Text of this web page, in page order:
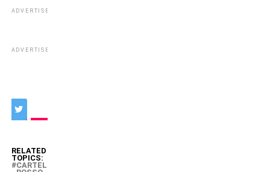
ADVERTISEMENT
ADVERTISEMENT
RELATED
TOPICS:
CARTELLINO-